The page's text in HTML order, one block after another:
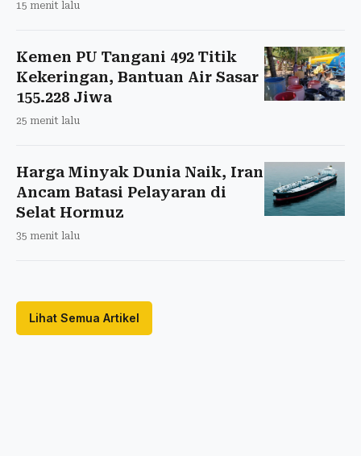
15 menit lalu
Kemen PU Tangani 492 Titik
Kekeringan, Bantuan Air Sasar
155.228 Jiwa
25 menit lalu
Harga Minyak Dunia Naik, Iran
Ancam Batasi Pelayaran di
Selat Hormuz
35 menit lalu
Lihat Semua Artikel